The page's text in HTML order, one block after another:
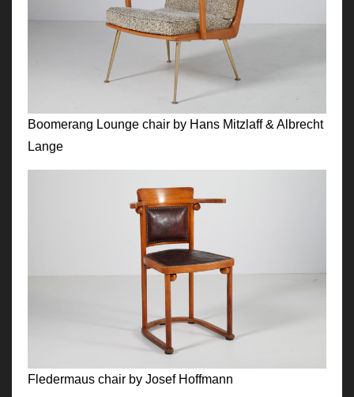
Boomerang Lounge chair by Hans Mitzlaff & Albrecht
Lange
Fledermaus chair by Josef Hoffmann